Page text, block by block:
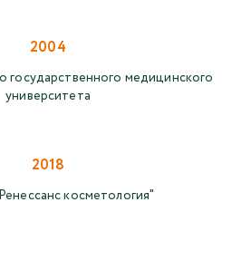
2004
государственного медицинского
университета
2018
косметология"